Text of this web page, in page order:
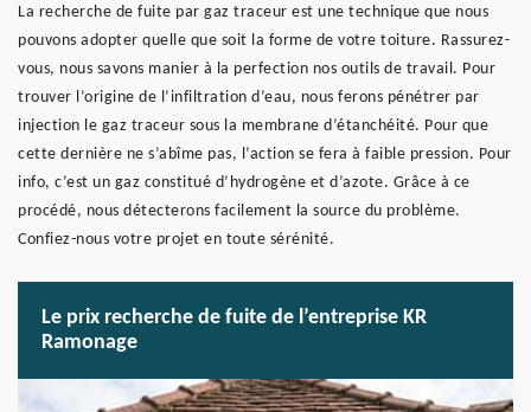
La recherche de fuite par gaz traceur est une technique que nous
pouvons adopter quelle que soit la forme de votre toiture. Rassurez-
vous, nous savons manier à la perfection nos outils de travail. Pour
trouver l’origine de l’infiltration d’eau, nous ferons pénétrer par
injection le gaz traceur sous la membrane d’étanchéité. Pour que
cette dernière ne s’abîme pas, l’action se fera à faible pression. Pour
info, c’est un gaz constitué d’hydrogène et d’azote. Grâce à ce
procédé, nous détecterons facilement la source du problème.
Confiez-nous votre projet en toute sérénité.
Le prix recherche de fuite de l’entreprise KR
Ramonage